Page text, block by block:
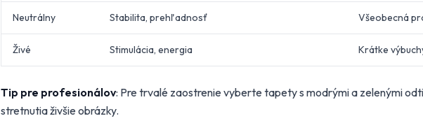
Neutrálny Stabilita, prehľadnosť Všeobecná
Živé Stimulácia, energia Krátke
Tip pre profesionálov: Pre trvalé zaostrenie vyberte tapety s modrými a zelenými
stretnutia živšie obrázky.